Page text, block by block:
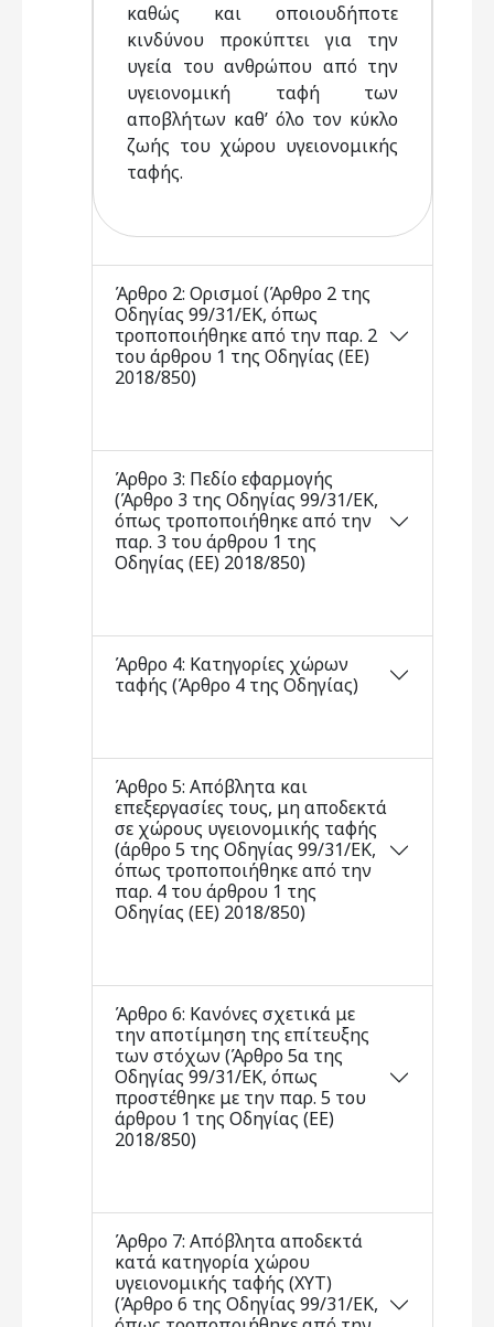
καθώς και οποιουδήποτε
κινδύνου προκύπτει για την
υγεία του ανθρώπου από την
υγειονομική ταφή των
αποβλήτων καθ’ όλο τον κύκλο
ζωής του χώρου υγειονομικής
ταφής.
Άρθρο 2: Ορισμοί (Άρθρο 2 της
Οδηγίας 99/31/ΕΚ, όπως
τροποποιήθηκε από την παρ. 2
του άρθρου 1 της Οδηγίας (ΕΕ)
2018/850)
Άρθρο 3: Πεδίο εφαρμογής
(Άρθρο 3 της Οδηγίας 99/31/ΕΚ,
όπως τροποποιήθηκε από την
παρ. 3 του άρθρου 1 της
Οδηγίας (ΕΕ) 2018/850)
Άρθρο 4: Κατηγορίες χώρων
ταφής (Άρθρο 4 της Οδηγίας)
Άρθρο 5: Απόβλητα και
επεξεργασίες τους, μη αποδεκτά
σε χώρους υγειονομικής ταφής
(άρθρο 5 της Οδηγίας 99/31/ΕΚ,
όπως τροποποιήθηκε από την
παρ. 4 του άρθρου 1 της
Οδηγίας (ΕΕ) 2018/850)
Άρθρο 6: Κανόνες σχετικά με
την αποτίμηση της επίτευξης
των στόχων (Άρθρο 5α της
Οδηγίας 99/31/ΕΚ, όπως
προστέθηκε με την παρ. 5 του
άρθρου 1 της Οδηγίας (ΕΕ)
2018/850)
Άρθρο 7: Απόβλητα αποδεκτά
κατά κατηγορία χώρου
υγειονομικής ταφής (ΧΥΤ)
(Άρθρο 6 της Οδηγίας 99/31/ΕΚ,